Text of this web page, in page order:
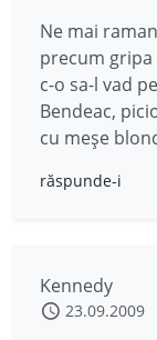
Ne mai
precum gripa
c-o sa-l vad
Bendeac,
cu meşe
răspunde-i
Kennedy
23.09.2009